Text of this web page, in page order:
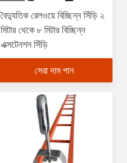
বৈদ্যুতিক রেলওয়ে বিচ্ছিন্ন সিঁড়ি ২
মিটার থেকে ৮ মিটার বিচ্ছিন্ন
এক্সটেনশন সিঁড়ি
সেরা দাম পান